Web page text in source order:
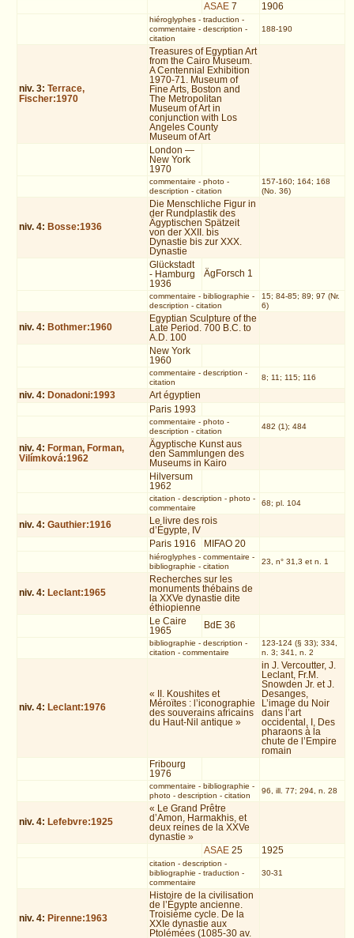
ASAE 7 1906
hiéroglyphes- traduction -
commentaire - description -
citation
188-190
niv. 3:Terrace,
Fischer:1970
Treasures of Egyptian Art
from the Cairo Museum.
A Centennial Exhibition
1970-71. Museum of
Fine Arts, Boston and
The Metropolitan
Museum of Art in
conjunction with Los
Angeles County
Museum of Art
London —
New York
1970
commentaire - photo-
description - citation
157-160; 164; 168
(No. 36)
niv. 4: Bosse:1936
Die Menschliche Figur in
der Rundplastik des
Ägyptischen Spätzeit
von der XXII. bis
Dynastie bis zur XXX.
Dynastie
Glückstadt
- Hamburg
1936
ÄgForsch 1
commentaire - bibliographie -
description - citation
15; 84-85; 89; 97 (Nr.
6)
niv. 4: Bothmer:1960
Egyptian Sculpture of the
Late Period. 700 B.C. to
A.D. 100
New York
1960
commentaire - description -
citation
8; 11; 115; 116
niv. 4: Donadoni:1993
Art égyptien
Paris 1993
commentaire - photo-
description - citation
482 (1); 484
niv. 4: Forman, Forman,
Vilímková:1962
Ägyptische Kunst aus
den Sammlungen des
Museums in Kairo
Hilversum
1962
citation - description - photo-
commentaire
68; pl. 104
niv. 4:Gauthier:1916
Le livre des rois
d’Égypte, IV
Paris 1916
MIFAO 20
hiéroglyphes- commentaire -
bibliographie - citation
23, n° 31,3 et n. 1
niv. 4: Leclant:1965
Recherches sur les
monuments thébains de
la XXVe dynastie dite
éthiopienne
Le Caire
1965
BdE 36
bibliographie - description -
citation - commentaire
123-124 (§ 33); 334,
n. 3; 341, n. 2
niv. 4: Leclant:1976
« II. Koushites et
Méroïtes : l’iconographie
des souverains africains
du Haut-Nil antique »
in J. Vercoutter, J.
Leclant, Fr.M.
Snowden Jr. et J.
Desanges,
L’image du Noir
dans l’art
occidental, I, Des
pharaons à la
chute de l’Empire
romain
Fribourg
1976
commentaire - bibliographie -
photo- description - citation
96, ill. 77; 294, n. 28
niv. 4: Lefebvre:1925
« Le Grand Prêtre
d’Amon, Harmakhis, et
deux reines de la XXVe
dynastie »
ASAE 25 1925
citation - description -
bibliographie - traduction -
commentaire
30-31
niv. 4: Pirenne:1963
Histoire de la civilisation
de l’Égypte ancienne.
Troisième cycle. De la
XXIe dynastie aux
Ptolémées (1085-30 av.